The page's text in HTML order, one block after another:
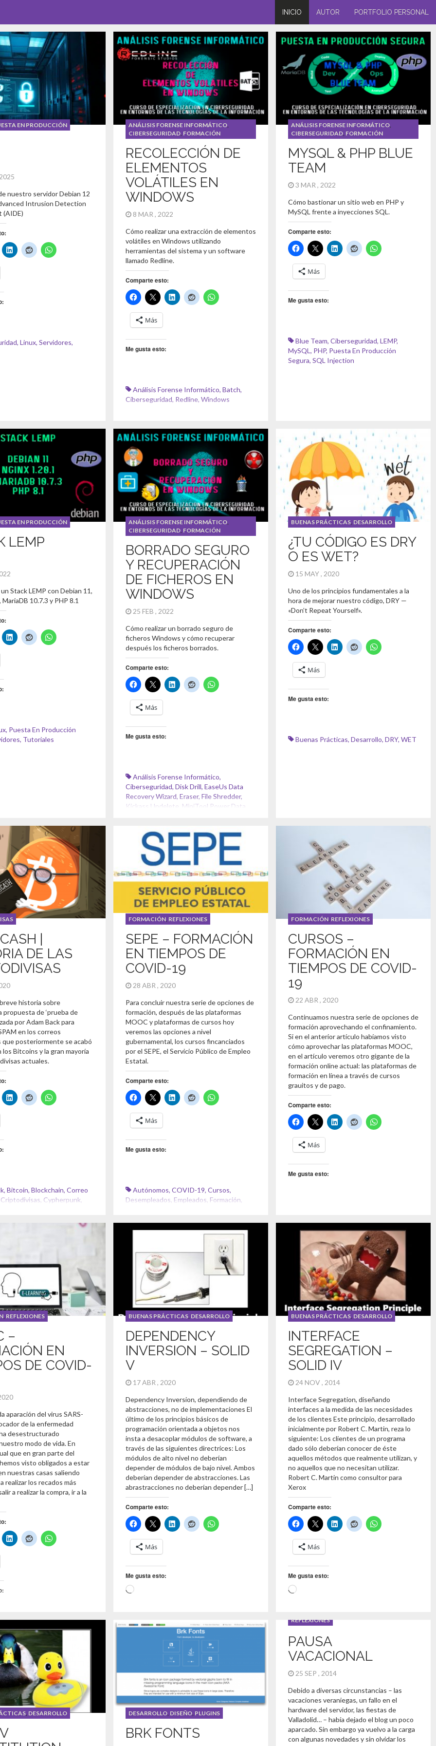
INICIO AUTOR PORTFOLIO PERSONAL
EN PRODUCCIÓN
nuestro servidor Debian 12
Intrusion Detection
(AIDE)
, Linux, Servidores,
ANÁLISIS FORENSE INFORMÁTICO
CIBERSEGURIDAD FORMACIÓN
RECOLECCIÓN DE
ELEMENTOS
VOLÁTILES EN
WINDOWS
8 MAR , 2022
Cómo realizar una extracción de elementos
volátiles en Windows utilizando
herramientas del sistema y un software
llamado Redline.
Comparte esto:
Más
Me gusta esto:
Análisis Forense Informático, Batch,
Ciberseguridad, Redline, Windows
ANÁLISIS FORENSE INFORMÁTICO
CIBERSEGURIDAD FORMACIÓN
MYSQL & PHP BLUE
TEAM
3 MAR , 2022
Cómo bastionar un sitio web en PHP y
MySQL frente a inyecciones SQL.
Comparte esto:
Más
Me gusta esto:
Blue Team, Ciberseguridad, LEMP,
MySQL , PHP, Puesta En Producción
Segura, SQL Injection
EN PRODUCCIÓN
LEMP
Stack LEMP con Debian 11,
10.7.3 y PHP 8.1
, Puesta En Producción
, Tutoriales
ANÁLISIS FORENSE INFORMÁTICO
CIBERSEGURIDAD FORMACIÓN
BORRADO SEGURO
Y RECUPERACIÓN
DE FICHEROS EN
WINDOWS
25 FEB , 2022
Cómo realizar un borrado seguro de
ficheros Windows y cómo recuperar
después los ficheros borrados.
Comparte esto:
Más
Me gusta esto:
Análisis Forense Informático,
Ciberseguridad, Disk Drill, EaseUs Data
Recovery Wizard, Eraser, File Shredder,
Kickass Undelete MiniTool Power Data
BUENAS PRÁCTICAS DESARROLLO
¿TU CÓDIGO ES DRY
O ES WET?
15 MAY , 2020
Uno de los principios fundamentales a la
hora de mejorar nuestro código, DRY —
«Don’t Repeat Yourself».
Comparte esto:
Más
Me gusta esto:
Buenas Prácticas, Desarrollo, DRY, WET
|
DE LAS
historia sobre
propuesta de ‘prueba de
por Adam Back para
en los correos
posteriormente se acabó
los Bitcoins y la gran mayoría
actuales.
, Bitcoin, Blockchain, Correo
Criptodivisas, Cypherpunk,
FORMACIÓN REFLEXIONES
SEPE – FORMACIÓN
EN TIEMPOS DE
COVID-19
28 ABR , 2020
Para concluir nuestra serie de opciones de
formación, después de las plataformas
MOOC y plataformas de cursos hoy
veremos las opciones a nivel
gubernamental, los cursos fincanciados
por el SEPE, el Servicio Público de Empleo
Estatal.
Comparte esto:
Más
Me gusta esto:
Autónomos, COVID-19, Cursos,
Desempleados, Empleados, Formación,
FORMACIÓN REFLEXIONES
CURSOS –
FORMACIÓN EN
TIEMPOS DE COVID-
19
22 ABR , 2020
Continuamos nuestra serie de opciones de
formación aprovechando el confinamiento.
Si en el anterior artículo habíamos visto
cómo aprovechar las plataformas MOOC,
en el artículo veremos otro gigante de la
formación online actual: las plataformas de
formación en línea a través de cursos
grauitos y de pago.
Comparte esto:
Más
Me gusta esto:
Actívate,LinkedIn Learning,Tutellus,
Udemy
REFLEXIONES
–
EN
DE COVID-
aparación del virus SARS-
de la enfermedad
desestructurado
modo de vida. En
que en gran parte del
visto obligados a estar
nuestras casas saliendo
realizar los recados más
a realizar la compra, ir a la
COVID-19,ELearning,
,
BUENAS PRÁCTICAS DESARROLLO
DEPENDENCY
INVERSION – SOLID
V
17 ABR , 2020
Dependency Inversion, dependiendo de
abstracciones, no de implementaciones El
último de los principios básicos de
programación orientada a objetos nos
insta a desacoplar módulos de software, a
través de las siguientes directrices: Los
módulos de alto nivel no deberían
depender de módulos de bajo nivel. Ambos
deberían depender de abstracciones. Las
abrastracciones no deberían depender […]
Comparte esto:
Más
Me gusta esto:
CARGANDO...
BUENAS PRÁCTICAS DESARROLLO
INTERFACE
SEGREGATION –
SOLID IV
24 NOV , 2014
Interface Segregation, diseñando
interfaces a la medida de las necesidades
de los clientes Este principio, desarrollado
inicialmente por Robert C. Martin, reza lo
siguiente: Los clientes de un programa
dado sólo deberían conocer de éste
aquellos métodos que realmente utilizan, y
no aquellos que no necesitan utilizar.
Robert C. Martin como consultor para
Xerox
Comparte esto:
Más
Me gusta esto:
CARGANDO...
DESARROLLO DESARROLLO DISEÑO PLUGINS
BRK FONTS
REFLEXIONES
PAUSA
VACACIONAL
25 SEP , 2014
Debido a diversas circunstancias – las
vacaciones veraniegas, un fallo en el
hardware del servidor, las fiestas de
Valladolid… – había dejado el blog un poco
aparcado. Sin embargo ya vuelvo a la carga
con algunas novedades y sin olvidar los